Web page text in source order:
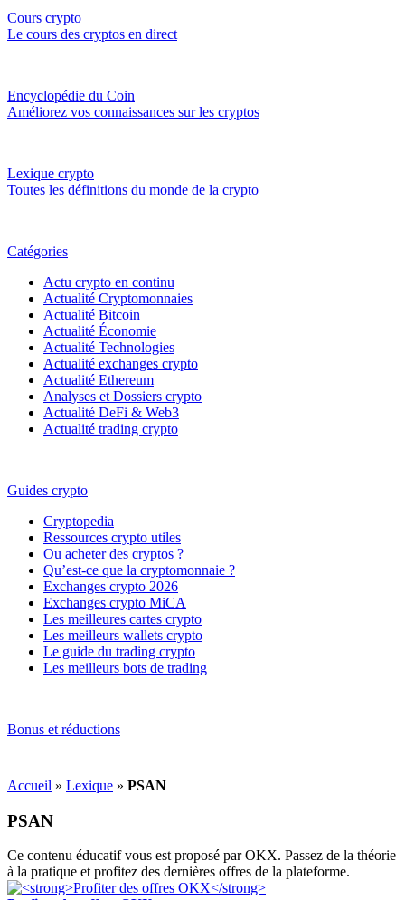
Cours crypto
Le cours des cryptos en direct
Encyclopédie du Coin
Améliorez vos connaissances sur les cryptos
Lexique crypto
Toutes les définitions du monde de la crypto
Catégories
Actu crypto en continu
Actualité Cryptomonnaies
Actualité Bitcoin
Actualité Économie
Actualité Technologies
Actualité exchanges crypto
Actualité Ethereum
Analyses et Dossiers crypto
Actualité DeFi & Web3
Actualité trading crypto
Guides crypto
Cryptopedia
Ressources crypto utiles
Ou acheter des cryptos ?
Qu’est-ce que la cryptomonnaie ?
Exchanges crypto 2026
Exchanges crypto MiCA
Les meilleures cartes crypto
Les meilleurs wallets crypto
Le guide du trading crypto
Les meilleurs bots de trading
Bonus et réductions
Accueil » Lexique » PSAN
PSAN
Ce contenu éducatif vous est proposé par OKX. Passez de la théorie
à la pratique et profitez des dernières offres de la plateforme.